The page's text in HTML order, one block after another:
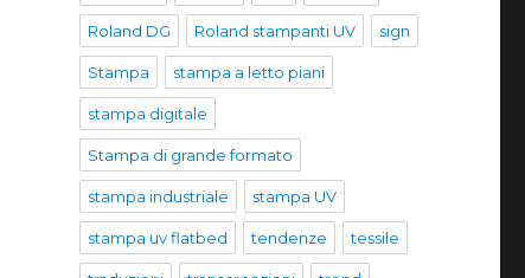
Roland DG Roland stampanti UV sign
Stampa stampa a letto piani
stampa digitale
Stampa di grande formato
stampa industriale stampa UV
stampa uv flatbed tendenze tessile